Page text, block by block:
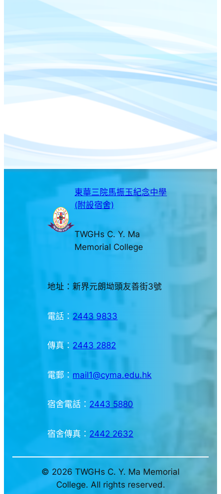
東華三院馬振玉紀念中學
(附設宿舍)
TWGHs C. Y. Ma
Memorial College
地址：新界元朗坳頭友善街3號
電話： 2443 9833
傳真： 2443 2882
電郵： mail1@cyma.edu.hk
宿舍電話： 2443 5880
宿舍傳真： 2442 2632
© 2026 TWGHs C. Y. Ma Memorial
College. All rights reserved.